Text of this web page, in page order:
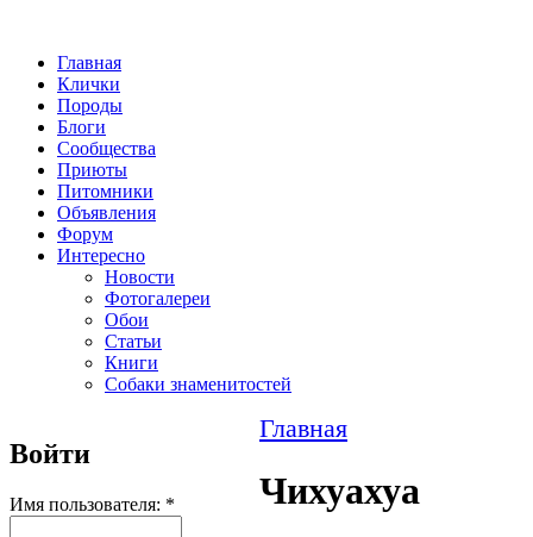
Главная
Клички
Породы
Блоги
Сообщества
Приюты
Питомники
Объявления
Форум
Интересно
Новости
Фотогалереи
Обои
Статьи
Книги
Собаки знаменитостей
Войти
Имя пользователя: *
Главная
Чихуахуа